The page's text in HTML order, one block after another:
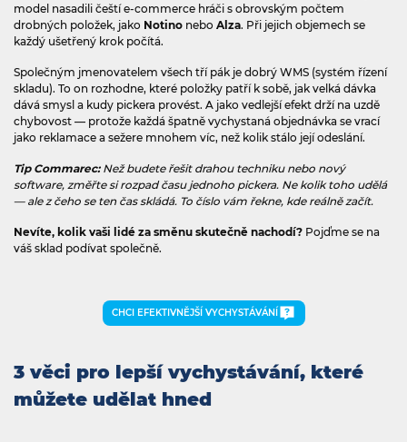
model nasadili čeští e‍-‍commerce hráči s obrovským počtem
drobných položek, jako Notino nebo Alza. Při jejich objemech se
každý ušetřený krok počítá.
Společným jmenovatelem všech tří pák je dobrý WMS (systém řízení
skladu). To on rozhodne, které položky patří k sobě, jak velká dávka
dává smysl a kudy pickera provést. A jako vedlejší efekt drží na uzdě
chybovost — protože každá špatně vychystaná objednávka se vrací
jako reklamace a sežere mnohem víc, než kolik stálo její odeslání.
Tip Commarec: Než budete řešit drahou techniku nebo nový
software, změřte si rozpad času jednoho pickera. Ne kolik toho udělá
— ale z čeho se ten čas skládá. To číslo vám řekne, kde reálně začít.
Nevíte, kolik vaši lidé za směnu skutečně nachodí? Pojďme se na
váš sklad podívat společně.
CHCI EFEKTIVNĚJŠÍ VYCHYSTÁVÁNÍ
3 věci pro lepší vychystávání, které
můžete udělat hned